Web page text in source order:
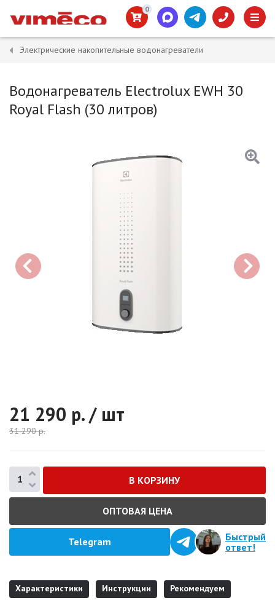
0
Электрические накопительные водонагреватели
Водонагреватель Electrolux EWH 30
Royal Flash (30 литров)
21 290 р. / шт
31 290р.
ОПТОВАЯ ЦЕНА
Telegram
Быстрый
ответ!
Характеристики Инструкции Рекомендуем